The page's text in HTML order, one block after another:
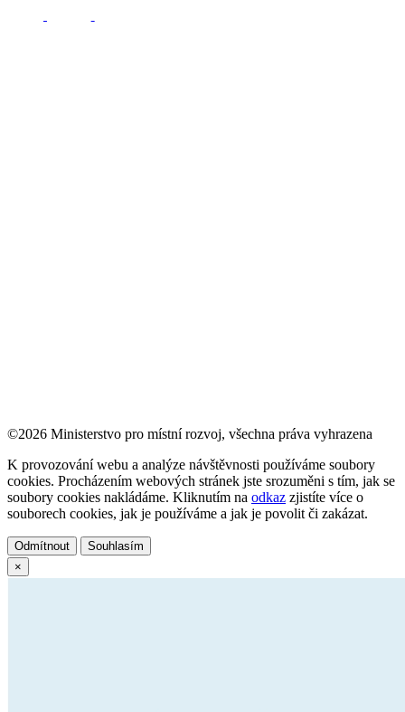
©2026 Ministerstvo pro místní rozvoj, všechna práva vyhrazena
K provozování webu a analýze návštěvnosti používáme soubory
cookies. Procházením webových stránek jste srozuměni s tím, jak se
soubory cookies nakládáme. Kliknutím na odkaz zjistíte více o
souborech cookies, jak je používáme a jak je povolit či zakázat.
Odmítnout
Souhlasím
×